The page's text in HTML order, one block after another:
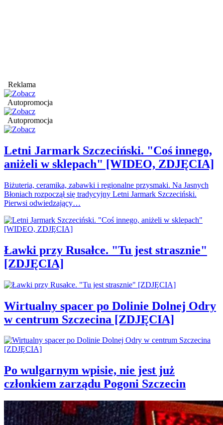
Reklama
Autopromocja
Autopromocja
Letni Jarmark Szczeciński. "Coś innego,
aniżeli w sklepach" [WIDEO, ZDJĘCIA]
Biżuteria, ceramika, zabawki i regionalne przysmaki. Na Jasnych
Błoniach rozpoczął się tradycyjny Letni Jarmark Szczeciński.
Pierwsi odwiedzający…
Ławki przy Rusałce. "Tu jest strasznie"
[ZDJĘCIA]
Wirtualny spacer po Dolinie Dolnej Odry
w centrum Szczecina [ZDJĘCIA]
Po wulgarnym wpisie, nie jest już
członkiem zarządu Pogoni Szczecin